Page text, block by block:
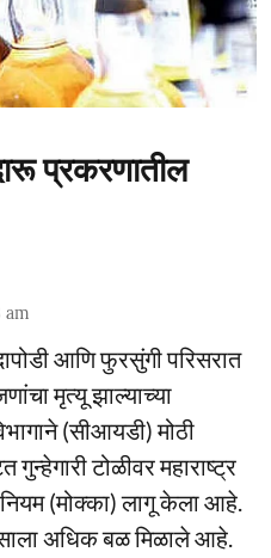
प्रकरणातील
am
आणि फुरसुंगी परिसरात
मृत्यू झाल्याच्या
(सीआयडी) मोठी
टोळीवर महाराष्ट्र
(मोक्का) लागू केला आहे.
अधिक बळ मिळाले आहे.